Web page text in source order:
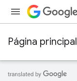
Página principal